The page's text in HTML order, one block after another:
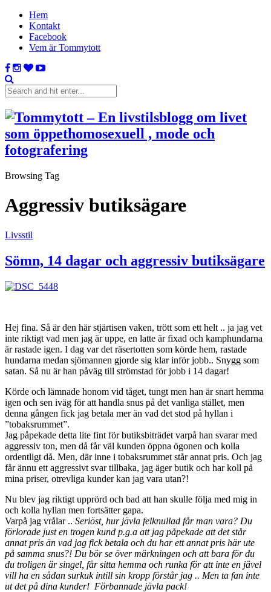
Hem
Kontakt
Facebook
Vem är Tommytott
Browsing Tag
Aggressiv butiksägare
Livsstil
Sömn, 14 dagar och aggressiv butiksägare
Hej fina. Så är den här stjärtisen vaken, trött som ett helt .. ja jag vet
inte riktigt vad men jag är uppe, en latte är fixad och kamphundarna
är rastade igen. I dag var det räsertotten som körde hem, rastade
hundarna medan sjömannen gjorde sig klar inför jobb.. Snygg som
satan. Så nu är han påväg till strömstad för jobb i 14 dagar!
Körde och lämnade honom vid tåget, tungt men han är snart hemma
igen och sen iväg för att handla snus på det vanliga stället, men
denna gången fick jag betala mer än vad det stod på hyllan i
”tobaksrummet”.
Jag påpekade detta lite fint för butiksbiträdet varpå han svarar med
aggressiv ton, men då får väl kunden öppna ögonen och kolla
ordentligt då. Men, där inne i tobaksrummet står annat pris. Och jag
får ännu ett aggressivt svar tillbaka, jag äger butik och har koll på
mina priser, otrevliga kunder kan jag vara utan?!
Nu blev jag riktigt upprörd och bad att han skulle följa med mig in
och kolla hyllan men fortsätter gapa.
Varpå jag vrålar .. Seriöst, hur jävla felknullad får man vara? Du
förlorade just en trogen kund p.g.a att jag påpekade att det står
annat pris än vad jag fick betala och du har ett annat pris här ute
på samma snus?! Du bör se över märkningen och att bara för du
du troligen är singel, får sitta hemma och runka för att inte en jävel
vill ha en sådan surkuk intill sin kropp förstår jag .. Men ta fan inte
ut det på dina kunder! Förbannade jävla pack!